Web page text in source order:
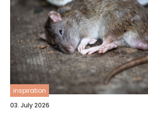
inspiration
03. July 2026